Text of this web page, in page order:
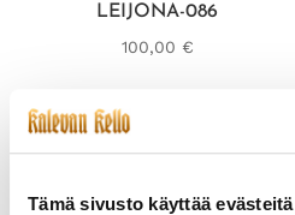
Tämä sivusto käyttää evästeitä
LEIJONA-086
100,00 €